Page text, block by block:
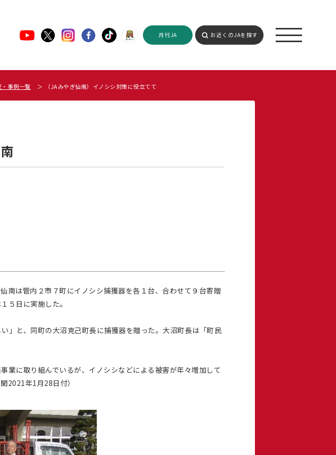
月刊JA お近くのJAを探す
事例一覧 （JAみやぎ仙南）イノシシ対策に役立てて
南は管内２市７町にイノシシ捕獲器を各１台、合わせて９台寄贈
５日に実施した。
」と、同町の大沼克己町長に捕獲器を贈った。大沼町長は「町民
に取り組んでいるが、イノシシなどによる被害が年々増加して
2021年1月28日付）